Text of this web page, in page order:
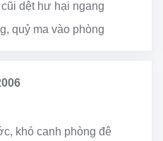
dệt hư hại ngang
quỷ ma vào phòng
khó canh phòng đê